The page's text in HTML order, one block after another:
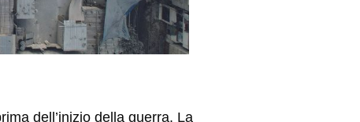
dell’inizio della guerra. La